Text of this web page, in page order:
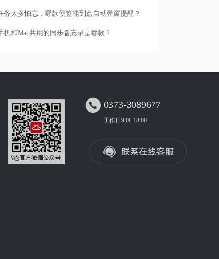
务太多怕忘，哪款便签能到点自动弹窗提醒？
机和Mac共用的同步备忘录是哪款？
 0373-3089677
工作日9:00-18:00